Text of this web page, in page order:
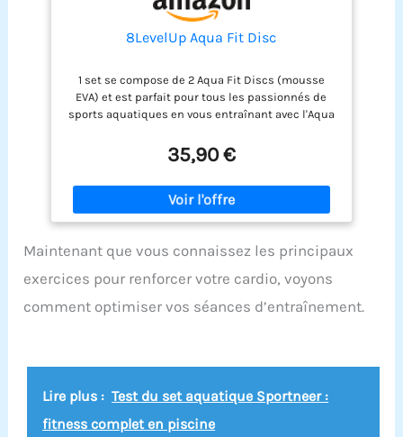
8LevelUp Aqua Fit Disc
1 set se compose de 2 Aqua Fit Discs (mousse
EVA) et est parfait pour tous les passionnés de
sports aquatiques en vous entraînant avec l'Aqua
pour améliorer efficacement la force, l'endurance
et la coordination diamètre d'un disque 23,5 cm
(épaisseur 4 cm) idéal pour l'aquagym ou les
sports aquatiques
35,90 €
Maintenant que vous connaissez les principaux
exercices pour renforcer votre cardio, voyons
comment optimiser vos séances d’entraînement.
Lire plus : Test du set aquatique Sportneer :
fitness complet en piscine